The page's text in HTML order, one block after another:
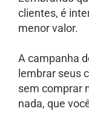
clientes, é
menor valor.
A campanha
lembrar seus
sem comprar
nada, que